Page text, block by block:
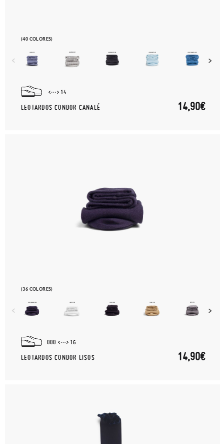
(40 COLORES)
14
LEOTARDOS CONDOR CANALÉ 14,90€
(36 COLORES)
000 16
LEOTARDOS CONDOR LISOS 14,90€